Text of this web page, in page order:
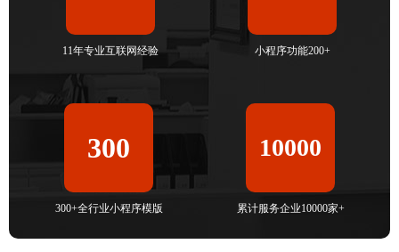
11年专业互联网经验 小程序功能200+
300
300+全行业小程序模版
10000
累计服务企业10000家+